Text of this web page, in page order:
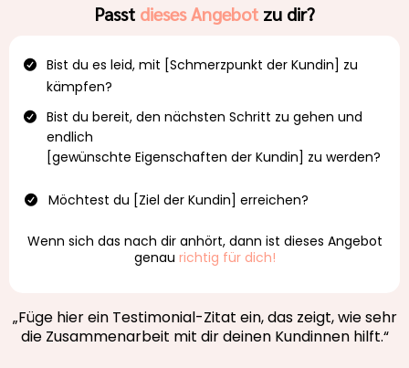
Passt dieses Angebot zu dir?
Bist du es leid, mit [Schmerzpunkt der Kundin] zu
kämpfen?
Bist du bereit, den nächsten Schritt zu gehen und
endlich
[gewünschte Eigenschaften der Kundin] zu werden?
Möchtest du [Ziel der Kundin] erreichen?
Wenn sich das nach dir anhört, dann ist dieses Angebot
genau richtig für dich!
„Füge hier ein Testimonial-Zitat ein, das zeigt, wie sehr
die Zusammenarbeit mit dir deinen Kundinnen hilft.“